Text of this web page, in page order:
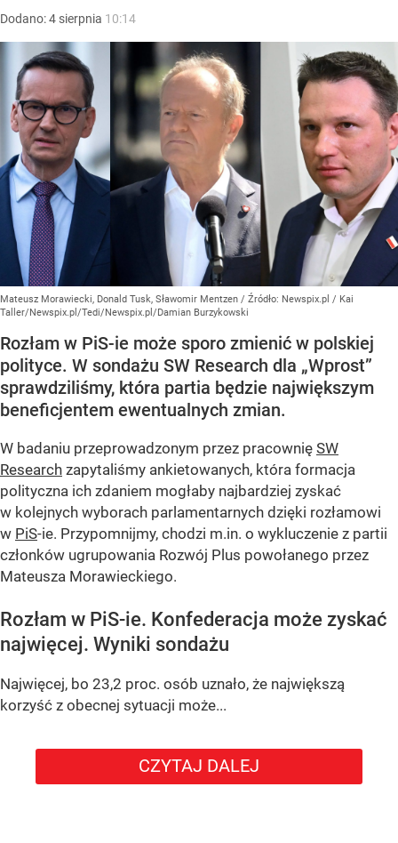
Dodano:4 sierpnia 10:14
Mateusz Morawiecki, Donald Tusk, Sławomir Mentzen / Źródło: Newspix.pl / Kai
Taller/Newspix.pl/Tedi/Newspix.pl/Damian Burzykowski
Rozłam w PiS-ie może sporo zmienić w polskiej
polityce. W sondażu SW Research dla „Wprost”
sprawdziliśmy, która partia będzie największym
beneficjentem ewentualnych zmian.
W badaniu przeprowadzonym przez pracownię SW
Research zapytaliśmy ankietowanych, która formacja
polityczna ich zdaniem mogłaby najbardziej zyskać
w kolejnych wyborach parlamentarnych dzięki rozłamowi
w PiS-ie. Przypomnijmy, chodzi m.in. o wykluczenie z partii
członków ugrupowania Rozwój Plus powołanego przez
Mateusza Morawieckiego.
Rozłam w PiS-ie. Konfederacja może zyskać
najwięcej. Wyniki sondażu
Najwięcej, bo 23,2 proc. osób uznało, że największą
korzyść z obecnej sytuacji może...
CZYTAJ DALEJ